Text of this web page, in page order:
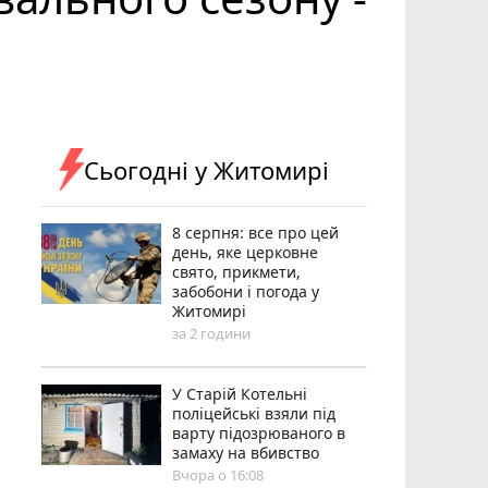
Сьогодні у Житомирі
8 серпня: все про цей
день, яке церковне
свято, прикмети,
забобони і погода у
Житомирі
за 2 години
У Старій Котельні
поліцейські взяли під
варту підозрюваного в
замаху на вбивство
Вчора о 16:08